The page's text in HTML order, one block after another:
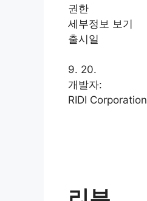
권한
세부정보 보기
출시일
9. 20.
개발자:
RIDI Corporation